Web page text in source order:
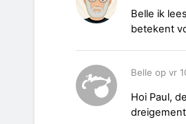
Belle ik
betekent
Belle op vr
Hoi Paul,